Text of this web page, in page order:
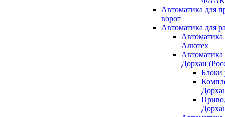
Автоматика для
ворот
Автоматика для
Алютех
Дорхан
Блоки